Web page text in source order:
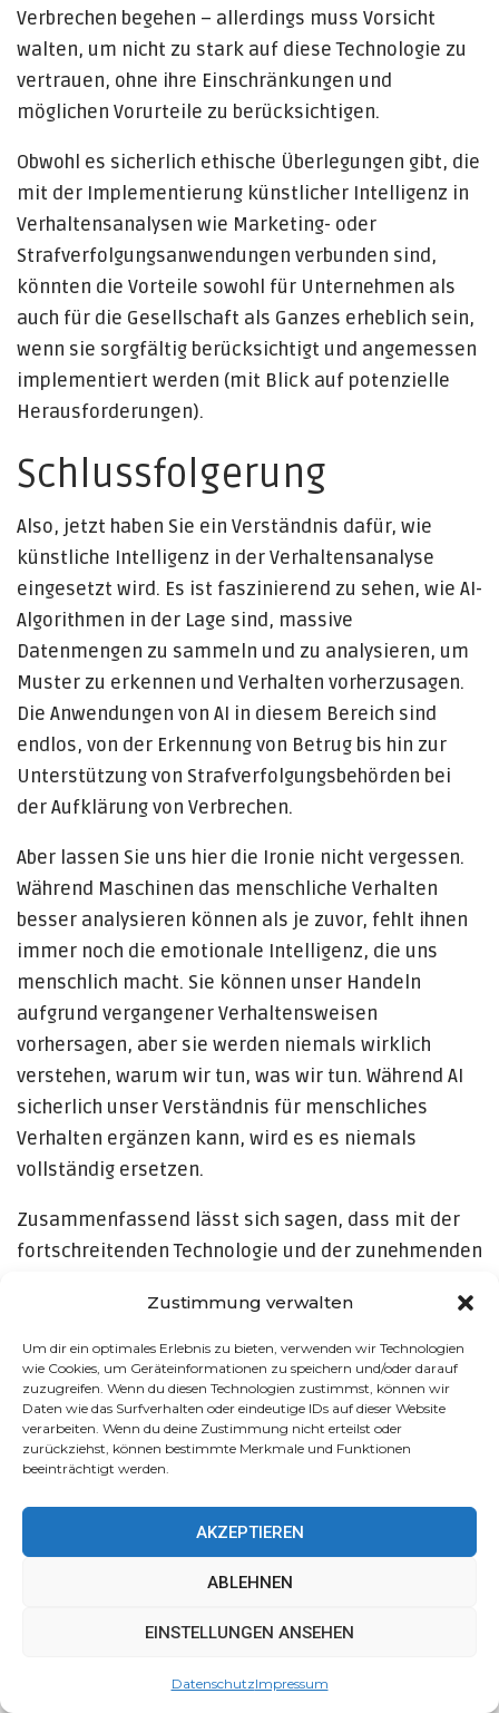
Zustimmung verwalten
Um dir ein optimales Erlebnis zu bieten, verwenden wir Technologien
wie Cookies, um Geräteinformationen zu speichern und/oder darauf
zuzugreifen. Wenn du diesen Technologien zustimmst, können wir
Daten wie das Surfverhalten oder eindeutige IDs auf dieser Website
verarbeiten. Wenn du deine Zustimmung nicht erteilst oder
zurückziehst, können bestimmte Merkmale und Funktionen
beeinträchtigt werden.
AKZEPTIEREN
ABLEHNEN
EINSTELLUNGEN ANSEHEN
DatenschutzImpressum
Verbrechen begehen – allerdings muss Vorsicht
walten, um nicht zu stark auf diese Technologie zu
vertrauen, ohne ihre Einschränkungen und
möglichen Vorurteile zu berücksichtigen.
Obwohl es sicherlich ethische Überlegungen gibt, die
mit der Implementierung künstlicher Intelligenz in
Verhaltensanalysen wie Marketing- oder
Strafverfolgungsanwendungen verbunden sind,
könnten die Vorteile sowohl für Unternehmen als
auch für die Gesellschaft als Ganzes erheblich sein,
wenn sie sorgfältig berücksichtigt und angemessen
implementiert werden (mit Blick auf potenzielle
Herausforderungen).
Schlussfolgerung
Also, jetzt haben Sie ein Verständnis dafür, wie
künstliche Intelligenz in der Verhaltensanalyse
eingesetzt wird. Es ist faszinierend zu sehen, wie AI-
Algorithmen in der Lage sind, massive
Datenmengen zu sammeln und zu analysieren, um
Muster zu erkennen und Verhalten vorherzusagen.
Die Anwendungen von AI in diesem Bereich sind
endlos, von der Erkennung von Betrug bis hin zur
Unterstützung von Strafverfolgungsbehörden bei
der Aufklärung von Verbrechen.
Aber lassen Sie uns hier die Ironie nicht vergessen.
Während Maschinen das menschliche Verhalten
besser analysieren können als je zuvor, fehlt ihnen
immer noch die emotionale Intelligenz, die uns
menschlich macht. Sie können unser Handeln
aufgrund vergangener Verhaltensweisen
vorhersagen, aber sie werden niemals wirklich
verstehen, warum wir tun, was wir tun. Während AI
sicherlich unser Verständnis für menschliches
Verhalten ergänzen kann, wird es es niemals
vollständig ersetzen.
Zusammenfassend lässt sich sagen, dass mit der
fortschreitenden Technologie und der zunehmenden
Verhaltensanalyse nur weiter wachsen wird. Aber
lasst uns nicht vergessen, dass hinter all den Daten
und Zahlen etwas viel Tieferes liegt: die
Komplexität und Unvorhersehbarkeit der
menschlichen Natur. Und selbst die
fortschrittlichsten Maschinen können das nicht
152
verbessern. Wir gehen davon aus, dass Sie damit
Akzeptieren Mehr erfahren